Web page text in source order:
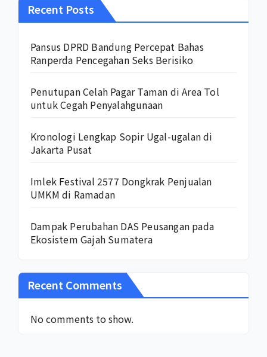
Recent Posts
Pansus DPRD Bandung Percepat Bahas
Ranperda Pencegahan Seks Berisiko
Penutupan Celah Pagar Taman di Area Tol
untuk Cegah Penyalahgunaan
Kronologi Lengkap Sopir Ugal-ugalan di
Jakarta Pusat
Imlek Festival 2577 Dongkrak Penjualan
UMKM di Ramadan
Dampak Perubahan DAS Peusangan pada
Ekosistem Gajah Sumatera
Recent Comments
No comments to show.